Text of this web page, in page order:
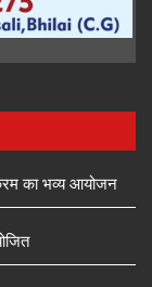
का भव्य आयोजन